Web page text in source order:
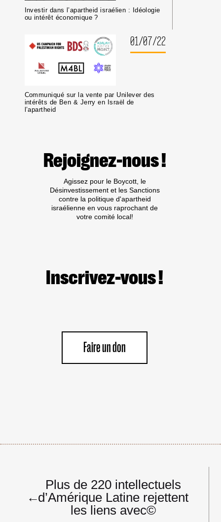
UNIVERSITAIRES
OU
Investir dans l’apartheid israélien : Idéologie
ou intérêt économique ?
01/07/22
Communiqué sur la vente par Unilever des
intérêts de Ben & Jerry en Israël de
l’apartheid
Rejoignez-nous !
Agissez pour le Boycott, le
Désinvestissement et les Sanctions
contre la politique d'apartheid
israélienne en vous raprochant de
votre comité local!
Inscrivez-vous !
Faire un don
Navigation
l’article
←
Plus de 220 intellectuels
d’Amérique Latine rejettent
les liens avec©